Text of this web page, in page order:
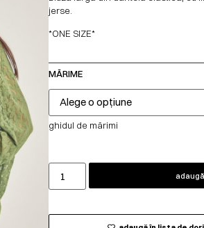
jerse.
*ONE SIZE*
MĂRIME
ghidul de mărimi